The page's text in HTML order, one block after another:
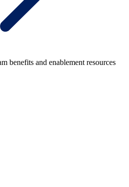
benefits and enablement resources